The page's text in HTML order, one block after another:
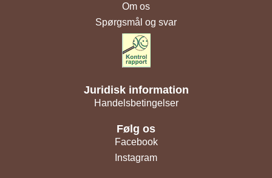
Om os
Spørgsmål og svar
Juridisk information
Handelsbetingelser
Følg os
Facebook
Instagram